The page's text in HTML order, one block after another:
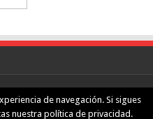
de navegación. Si sigues
nuestra política de privacidad.